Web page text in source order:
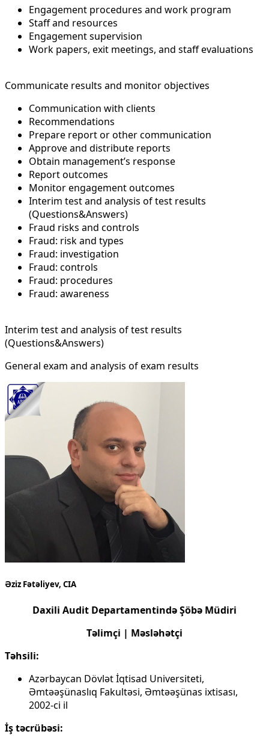
Engagement procedures and work program
Staff and resources
Engagement supervision
Work papers, exit meetings, and staff evaluations
Communicate results and monitor objectives
Communication with clients
Recommendations
Prepare report or other communication
Approve and distribute reports
Obtain management’s response
Report outcomes
Monitor engagement outcomes
Interim test and analysis of test results
(Questions&Answers)
Fraud risks and controls
Fraud: risk and types
Fraud: investigation
Fraud: controls
Fraud: procedures
Fraud: awareness
Interim test and analysis of test results
(Questions&Answers)
General exam and analysis of exam results
Əziz Fətəliyev, CIA
Daxili Audit Departamentində Şöbə Müdiri
Təlimçi | Məsləhətçi
Təhsili:
Azərbaycan Dövlət İqtisad Universiteti,
Əmtəəşünaslıq Fakultəsi, Əmtəəşünas ixtisası,
2002-ci il
İş təcrübəsi: